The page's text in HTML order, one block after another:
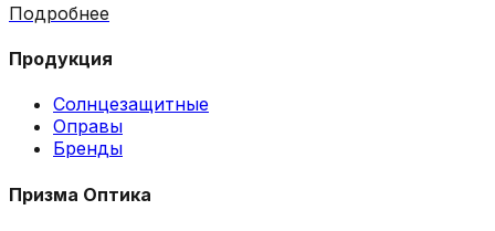
Подробнее
Продукция
Солнцезащитные
Оправы
Бренды
Призма Оптика